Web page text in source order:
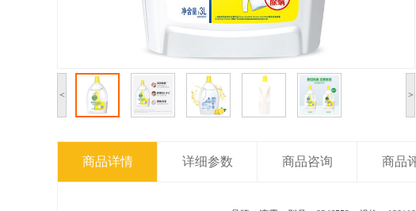
< >
商品详情 详细参数 商品咨询 商品